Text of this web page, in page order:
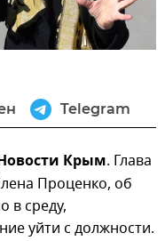
Telegram
Крым. Глава
Проценко, об
в среду,
уйти с должности.